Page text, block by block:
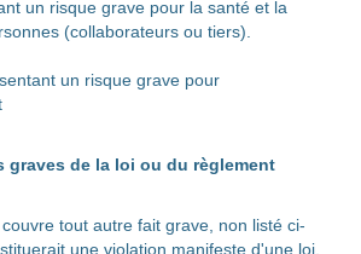
un risque grave pour la santé et la
(collaborateurs ou tiers).
un risque grave pour
graves de la loi ou du règlement
tout autre fait grave, non listé ci-
une violation manifeste d'une loi,